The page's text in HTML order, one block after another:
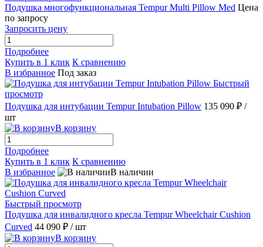
Подушка многофункциональная Tempur Multi Pillow Med Цена
по запросу
Запросить цену
Подробнее
Купить в 1 клик К сравнению
В избранное Под заказ
Быстрый
просмотр
Подушка для интубации Tempur Intubation Pillow 135 090 ₽ /
шт
В корзину
Подробнее
Купить в 1 клик К сравнению
В избранное
В наличии
Быстрый просмотр
Подушка для инвалидного кресла Tempur Wheelchair Cushion
Curved 44 090 ₽ / шт
В корзину